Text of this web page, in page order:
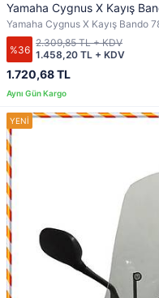
Yamaha Cygnus X Kayış
Yamaha Cygnus X Kayış Bando
%36
1.720,68 TL
1.458,20 TL + KDV
2.309,85 TL + KDV